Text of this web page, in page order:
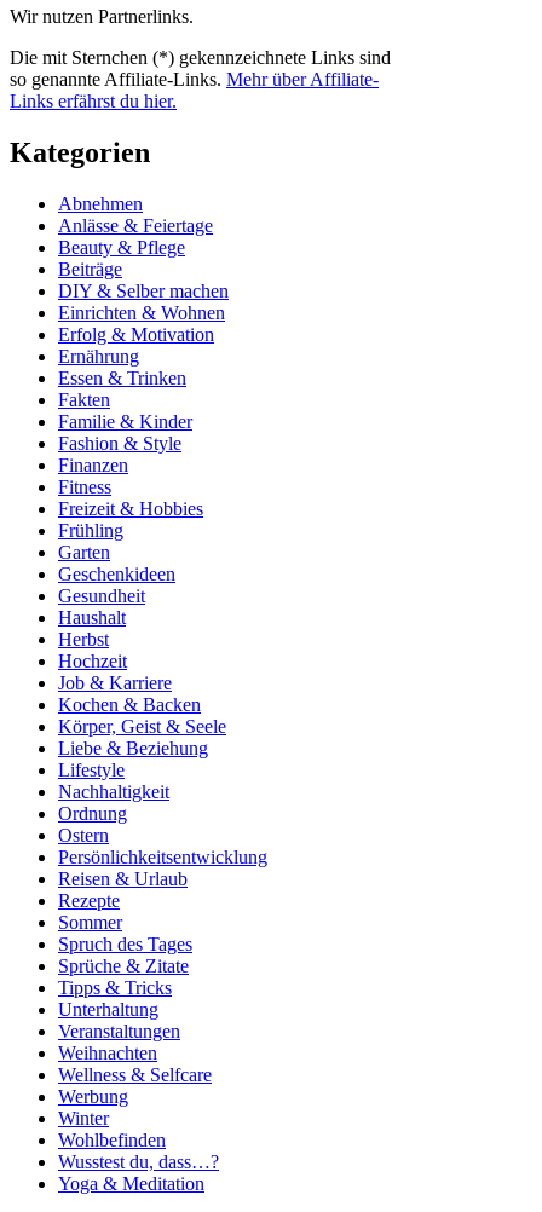
Wir nutzen Partnerlinks.
Die mit Sternchen (*) gekennzeichnete Links sind
so genannte Affiliate-Links. Mehr über Affiliate-
Links erfährst du hier.
Kategorien
Abnehmen
Anlässe & Feiertage
Beauty & Pflege
Beiträge
DIY & Selber machen
Einrichten & Wohnen
Erfolg & Motivation
Ernährung
Essen & Trinken
Fakten
Familie & Kinder
Fashion & Style
Finanzen
Fitness
Freizeit & Hobbies
Frühling
Garten
Geschenkideen
Gesundheit
Haushalt
Herbst
Hochzeit
Job & Karriere
Kochen & Backen
Körper, Geist & Seele
Liebe & Beziehung
Lifestyle
Nachhaltigkeit
Ordnung
Ostern
Persönlichkeitsentwicklung
Reisen & Urlaub
Rezepte
Sommer
Spruch des Tages
Sprüche & Zitate
Tipps & Tricks
Unterhaltung
Veranstaltungen
Weihnachten
Wellness & Selfcare
Werbung
Winter
Wohlbefinden
Wusstest du, dass…?
Yoga & Meditation